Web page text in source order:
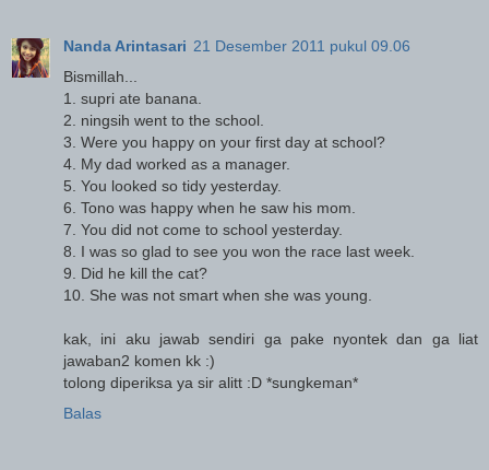
Nanda Arintasari 21 Desember 2011 pukul 09.06
Bismillah...
1. supri ate banana.
2. ningsih went to the school.
3. Were you happy on your first day at school?
4. My dad worked as a manager.
5. You looked so tidy yesterday.
6. Tono was happy when he saw his mom.
7. You did not come to school yesterday.
8. I was so glad to see you won the race last week.
9. Did he kill the cat?
10. She was not smart when she was young.
kak, ini aku jawab sendiri ga pake nyontek dan ga liat
jawaban2 komen kk :)
tolong diperiksa ya sir alitt :D *sungkeman*
Balas